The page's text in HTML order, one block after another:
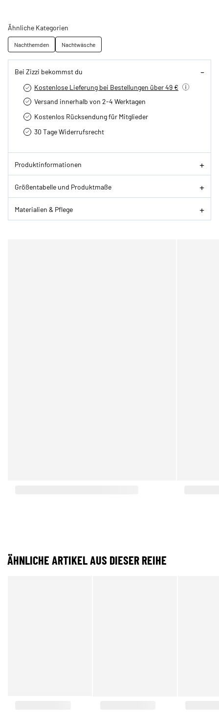
Ähnliche Kategorien
Nachthemden Nachtwäsche
Bei Zizzi bekommst du
Kostenlose Lieferung bei Bestellungen über 49 €
Versand innerhalb von 2-4 Werktagen
Kostenlos Rücksendung für Mitglieder
30 Tage Widerrufsrecht
Produktinformationen
Größentabelle und Produktmaße
Materialien & Pflege
ÄHNLICHE ARTIKEL AUS DIESER REIHE